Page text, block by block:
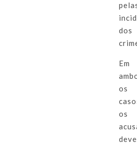
dos
Em
os
os